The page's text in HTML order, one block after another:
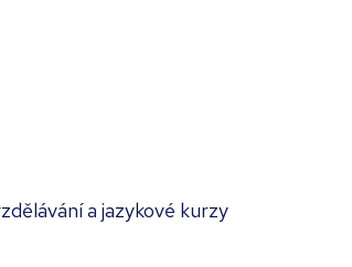
a jazykové kurzy